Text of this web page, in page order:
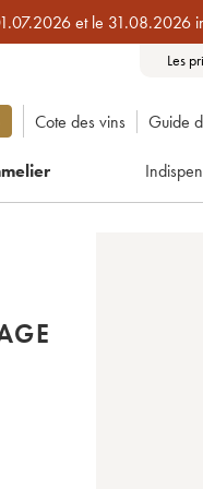
et le 31.08.2026
Les
Cote des vins Guide